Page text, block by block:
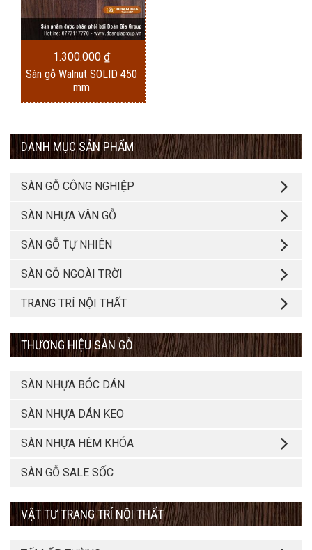
1.300.000 ₫
Sàn gỗ Walnut SOLID 450
mm
DANH MỤC SẢN PHẨM
SÀN GỖ CÔNG NGHIỆP
SÀN NHỰA VÂN GỖ
SÀN GỖ TỰ NHIÊN
SÀN GỖ NGOÀI TRỜI
TRANG TRÍ NỘI THẤT
THƯƠNG HIỆU SÀN GỖ
SÀN NHỰA BÓC DÁN
SÀN NHỰA DÁN KEO
SÀN NHỰA HÈM KHÓA
SÀN GỖ SALE SỐC
VẬT TƯ TRANG TRÍ NỘI THẤT